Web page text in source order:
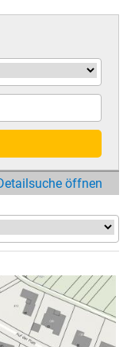
öffnen